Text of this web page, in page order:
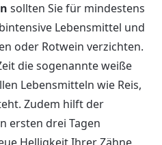
sollten Sie für mindestens
Lebensmittel und
oder Rotwein verzichten.
die sogenannte weiße
Lebensmitteln wie Reis,
Zudem hilft der
ersten drei Tagen